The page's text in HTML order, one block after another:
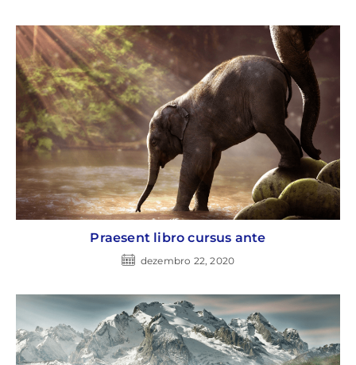
Praesent libro cursus ante
dezembro 22, 2020